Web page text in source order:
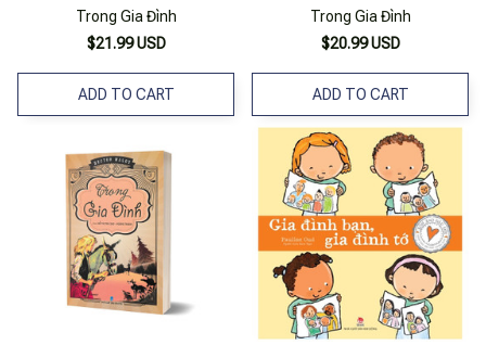
Trong Gia Đình
$21.99 USD
ADD TO CART
Trong Gia Đình
$20.99 USD
ADD TO CART